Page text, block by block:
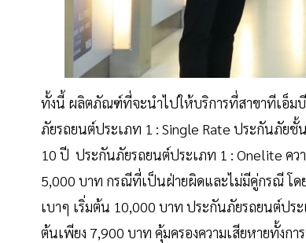
ทั้งนี้ ผลิตภัณฑ์ที่จะนำไปให้บริการที่สาขาทีเอ็
ภัยรถยนต์ประเภท 1 : Single Rate ประกันภัยชั้
10 ปี ประกันภัยรถยนต์ประเภท 1 : Onelite คว
5,000 บาท กรณีที่เป็นฝ่ายผิดและไม่มีคู่กรณี โด
เบาๆ เริ่มต้น 10,000 บาท ประกันภัยรถยนต์ปร
ต้นเพียง 7,900 บาท คุ้มครองความเสียหายทั้งก